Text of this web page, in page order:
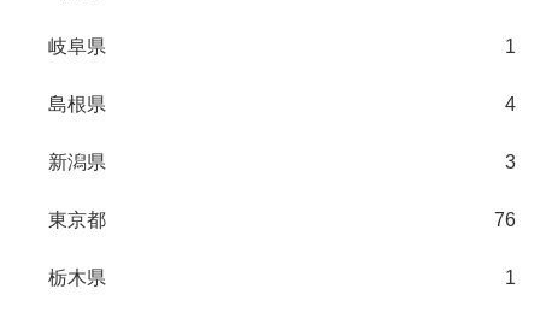
岐阜県 1
島根県 4
新潟県 3
東京都 76
栃木県 1